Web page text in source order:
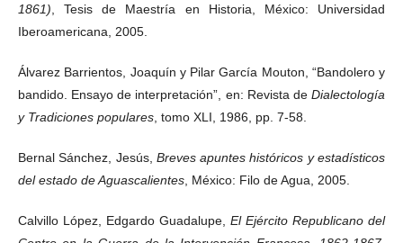
1861) , Tesis de Maestría en Historia, México: Universidad
Iberoamericana, 2005.
Álvarez Barrientos, Joaquín y Pilar García Mouton, “Bandolero y
bandido. Ensayo de interpretación”, en: Revista de Dialectología
y Tradiciones populares , tomo XLI, 1986, pp. 7-58.
Bernal Sánchez, Jesús, Breves apuntes históricos y estadísticos
del estado de Aguascalientes , México: Filo de Agua, 2005.
Calvillo López, Edgardo Guadalupe, El Ejército Republicano del